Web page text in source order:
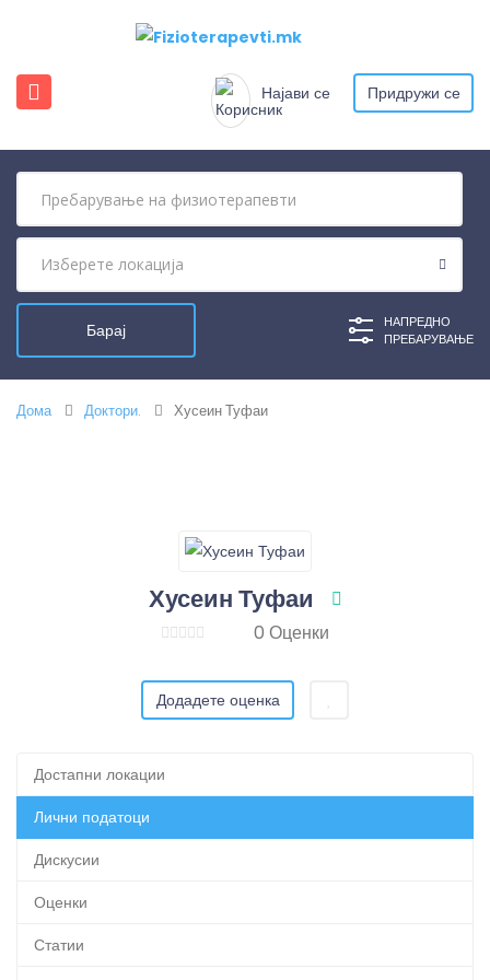
Најави се Придружи се
НАПРЕДНО
ПРЕБАРУВАЊЕ
Дома Доктори. Хусеин Туфаи
Хусеин Туфаи
0 Оценки
Додадете оценка
Достапни локации
Лични податоци
Дискусии
Оценки
Статии